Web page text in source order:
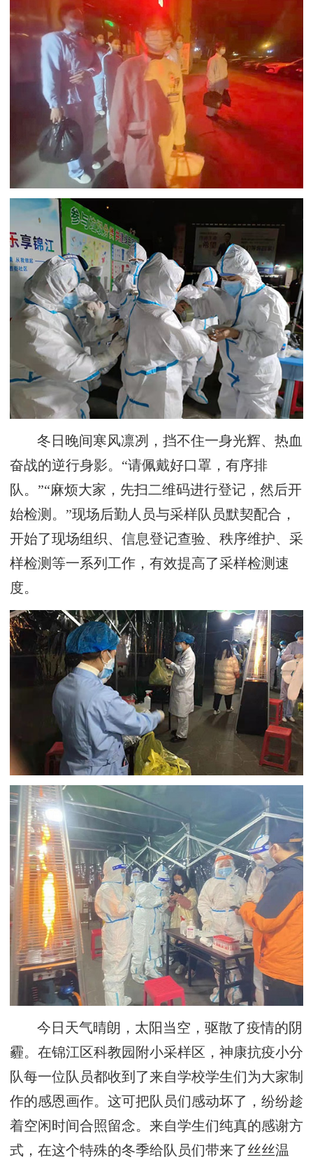
冬日晚间寒风凛冽，挡不住一身光辉、热血
奋战的逆行身影。“请佩戴好口罩，有序排
队。”“麻烦大家，先扫二维码进行登记，然后开
始检测。”现场后勤人员与采样队员默契配合，
开始了现场组织、信息登记查验、秩序维护、采
样检测等一系列工作，有效提高了采样检测速
度。
今日天气晴朗，太阳当空，驱散了疫情的阴
霾。在锦江区科教园附小采样区，神康抗疫小分
队每一位队员都收到了来自学校学生们为大家制
作的感恩画作。这可把队员们感动坏了，纷纷趁
着空闲时间合照留念。来自学生们纯真的感谢方
式，在这个特殊的冬季给队员们带来了丝丝温